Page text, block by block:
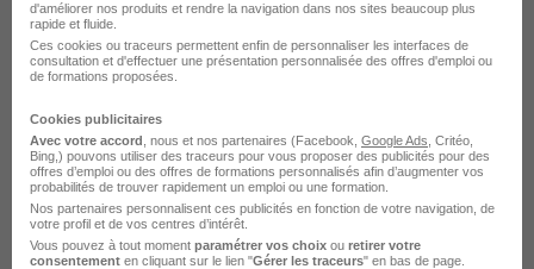
Courte
d'améliorer nos produits et rendre la navigation dans nos sites beaucoup plus
rapide et fluide.
Ces cookies ou traceurs permettent enfin de personnaliser les interfaces de
consultation et d'effectuer une présentation personnalisée des offres d'emploi ou
de formations proposées.
Cookies publicitaires
Avec votre accord , nous et nos partenaires (Facebook, Google Ads , Critéo,
Bing,) pouvons utiliser des traceurs pour vous proposer des publicités pour des
offres d’emploi ou des offres de formations personnalisés afin d’augmenter vos
probabilités de trouver rapidement un emploi ou une formation.
Nos partenaires personnalisent ces publicités en fonction de votre navigation, de
votre profil et de vos centres d’intérêt.
Vous pouvez à tout moment paramétrer vos choix ou retirer votre
consentement en cliquant sur le lien "Gérer les traceurs" en bas de page.